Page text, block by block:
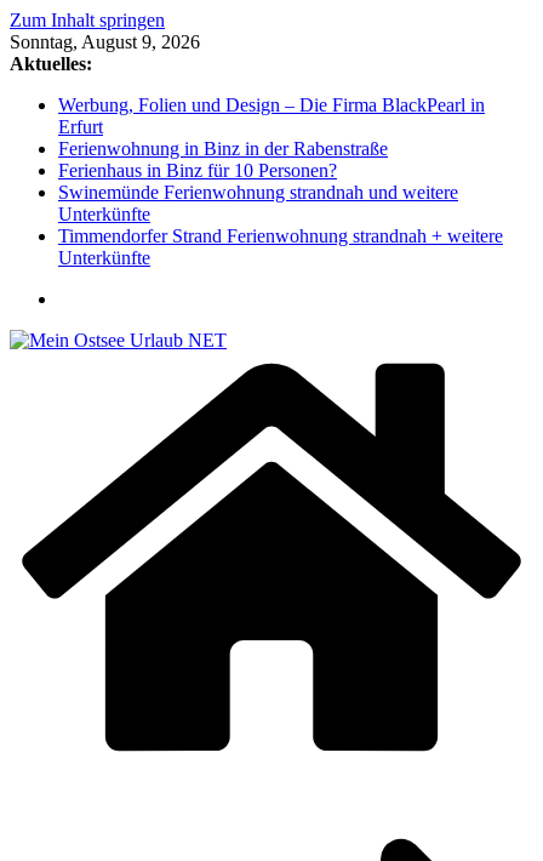
Zum Inhalt springen
Sonntag, August 9, 2026
Aktuelles:
Werbung, Folien und Design – Die Firma BlackPearl in
Erfurt
Ferienwohnung in Binz in der Rabenstraße
Ferienhaus in Binz für 10 Personen?
Swinemünde Ferienwohnung strandnah und weitere
Unterkünfte
Timmendorfer Strand Ferienwohnung strandnah + weitere
Unterkünfte